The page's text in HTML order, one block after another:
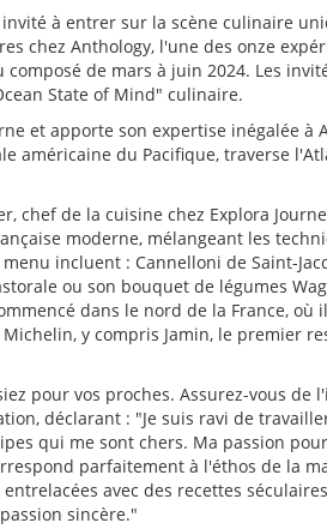
à entrer sur la scène culinaire
chez Anthology, l'une des onze
de mars à juin 2024. Les
State of Mind" culinaire.
et apporte son expertise inégalée à
américaine du Pacifique, traverse
chef de la cuisine chez Explora
moderne, mélangeant les
incluent : Cannelloni de Saint-
ou son bouquet de légumes
dans le nord de la France, où
y compris Jamin, le premier
pour vos proches. Assurez-vous de
déclarant : "Je suis ravi de
qui me sont chers. Ma passion
parfaitement à l'éthos de la
avec des recettes
sincère."